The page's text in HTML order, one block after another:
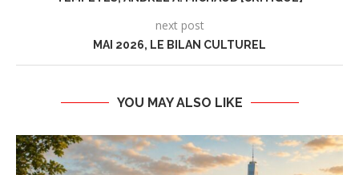
next post
MAI 2026, LE BILAN CULTUREL
YOU MAY ALSO LIKE